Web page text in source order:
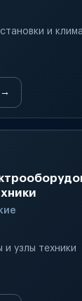
и
узлы техники